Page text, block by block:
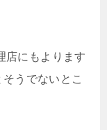
店にもよります
うでないとこ